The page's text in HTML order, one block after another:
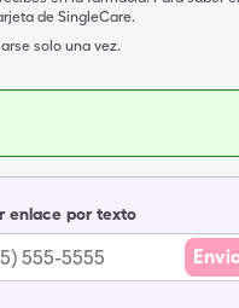
de SingleCare.
solo una vez.
enlace por texto